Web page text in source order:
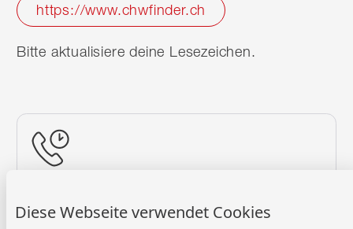
Diese Webseite verwendet Cookies
https://www.chwfinder.ch
Bitte aktualisiere deine Lesezeichen.